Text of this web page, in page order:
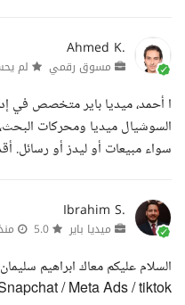
Ahmed K.
مسوق رقمي لم
ا أحمد، ميديا باير متخصص في
السوشيال ميديا ومحركات
سواء مبيعات أو ليدز أو رسائل.
Ibrahim S.
ميديا باير